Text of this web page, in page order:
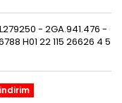
- 2GA.941.476 -
H01 22 115 26626 4 5